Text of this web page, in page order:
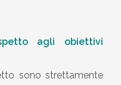
agli obiettivi
sono strettamente